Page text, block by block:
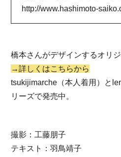
http://www.hashimoto-
橋本さんがデザインするオリ
→詳しくはこちらから
tsukijimarche（本人着用）と
リーズで発売中。
撮影：工藤朋子
テキスト：羽鳥靖子